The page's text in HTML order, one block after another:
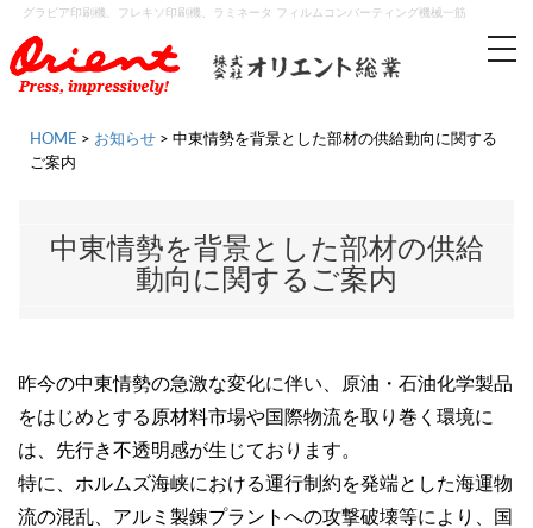
グラビア印刷機、フレキソ印刷機、ラミネータ フィルムコンバーティング機械一筋
HOME > お知らせ > 中東情勢を背景とした部材の供給動向に関する
ご案内
中東情勢を背景とした部材の供給
動向に関するご案内
昨今の中東情勢の急激な変化に伴い、原油・石油化学製品
をはじめとする原材料市場や国際物流を取り巻く環境に
は、先行き不透明感が生じております。
特に、ホルムズ海峡における運行制約を発端とした海運物
流の混乱、アルミ製錬プラントへの攻撃破壊等により、国